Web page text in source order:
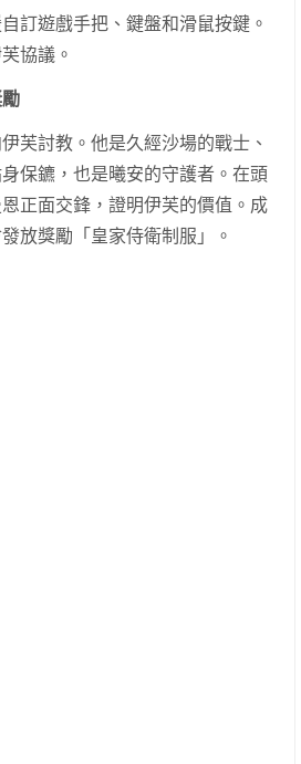
訂遊戲手把、鍵盤和滑鼠按鍵。
協議。
芙討教。他是久經沙場的戰士、
保鑣，也是曦安的守護者。在頭
正面交鋒，證明伊芙的價值。成
放獎勵「皇家侍衛制服」。